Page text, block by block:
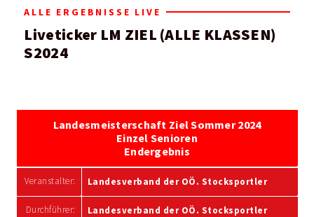
ALLE ERGEBNISSE LIVE
Liveticker LM ZIEL (ALLE KLASSEN)
S2024
Landesmeisterschaft Ziel Sommer 2024
Einzel Senioren
Endergebnis
Veranstalter: Landesverband der OÖ. Stocksportler
Durchführer: Landesverband der OÖ. Stocksportler